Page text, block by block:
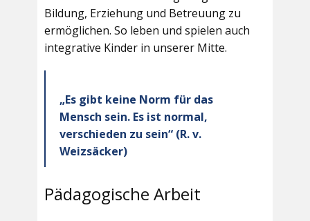
Bildung, Erziehung und Betreuung zu
ermöglichen. So leben und spielen auch
integrative Kinder in unserer Mitte.
„Es gibt keine Norm für das
Mensch sein. Es ist normal,
verschieden zu sein“ (R. v.
Weizsäcker)
Pädagogische Arbeit